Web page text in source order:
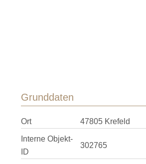
Grunddaten
Ort 47805 Krefeld
Interne Objekt-
ID
302765